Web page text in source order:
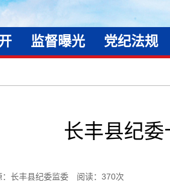
监督曝光 党纪法规
长丰县纪
：长丰县纪委监委 阅读： 370次